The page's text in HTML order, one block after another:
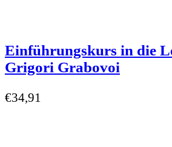
Einführungskurs in die
Grigori Grabovoi
€34,91